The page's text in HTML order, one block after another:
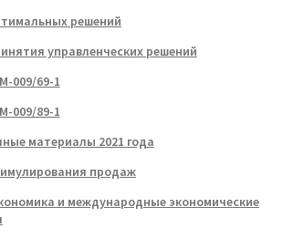
решений
управленческих решений
009/69-1
009/89-1
материалы 2021 года
продаж
и международные экономические